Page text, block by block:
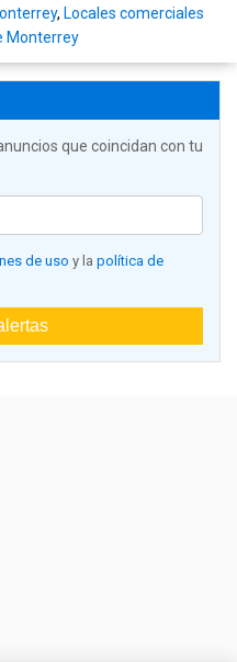
, Locales comerciales
Monterrey
que coincidan con tu
de uso y la política de